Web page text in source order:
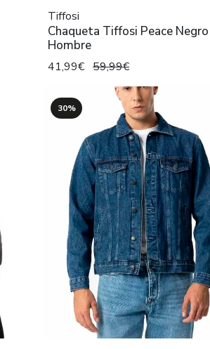
Tiffosi
Chaqueta Tiffosi Peace Negro
Hombre
41,99€ 59,99€
30%